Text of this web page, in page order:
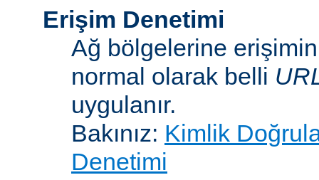
Erişim Denetimi
Ağ bölgelerine erişimin
normal olarak belli
uygulanır.
Bakınız: Kimlik
Denetimi